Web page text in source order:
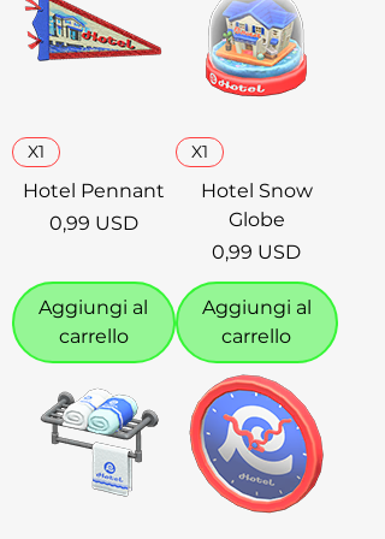
X1
Hotel Pennant
Prezzo
0,99 USD
Aggiungi al
carrello
X1
Hotel Snow
Globe
Prezzo
0,99 USD
Aggiungi al
carrello